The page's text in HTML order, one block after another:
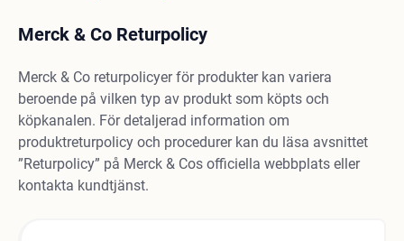
Merck & Co Returpolicy
Merck & Co returpolicyer för produkter kan variera
beroende på vilken typ av produkt som köpts och
köpkanalen. För detaljerad information om
produktreturpolicy och procedurer kan du läsa avsnittet
”Returpolicy” på Merck & Cos officiella webbplats eller
kontakta kundtjänst.